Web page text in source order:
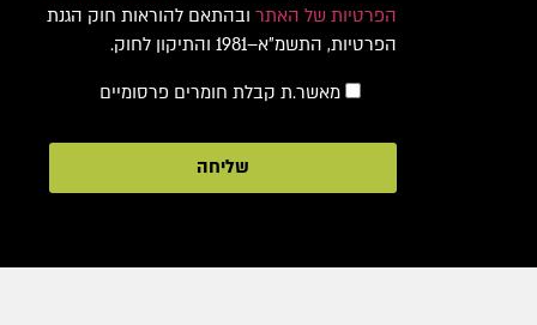
הפרטיות של האתרובהתאם להוראות חוק הגנת
הפרטיות, התשמ"א–1981 והתיקון לחוק.
מאשר.ת קבלת חומרים פרסומיים
שליחה